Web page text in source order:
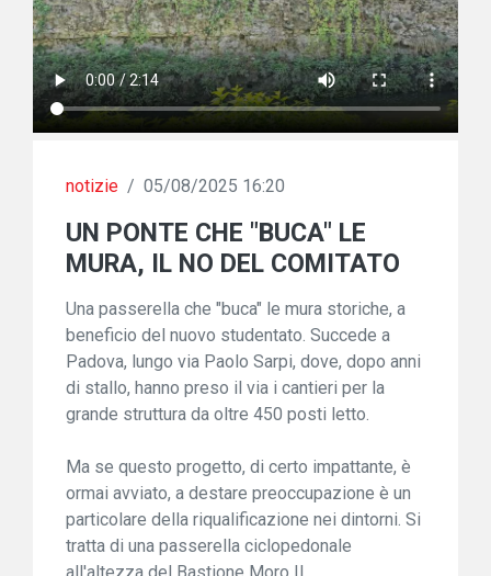
notizie / 05/08/2025 16:20
UN PONTE CHE "BUCA" LE
MURA, IL NO DEL COMITATO
Una passerella che "buca" le mura storiche, a
beneficio del nuovo studentato. Succede a
Padova, lungo via Paolo Sarpi, dove, dopo anni
di stallo, hanno preso il via i cantieri per la
grande struttura da oltre 450 posti letto.
Ma se questo progetto, di certo impattante, è
ormai avviato, a destare preoccupazione è un
particolare della riqualificazione nei dintorni. Si
tratta di una passerella ciclopedonale